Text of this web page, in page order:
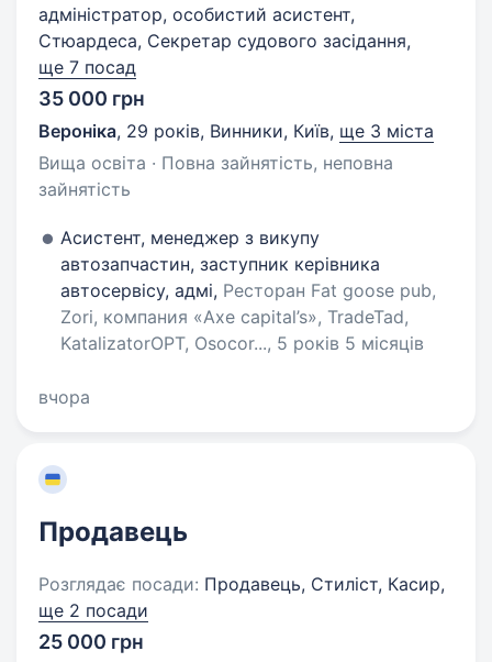
адміністратор, особистий асистент,
Стюардеса, Секретар судового засідання,
ще 7 посад
35 000 грн
Вероніка, 29 років, Винники, Київ, ще 3 міста
Вища освіта · Повна зайнятість, неповна
зайнятість
Асистент, менеджер з викупу
автозапчастин, заступник керівника
автосервісу, адмі, Ресторан Fat goose pub,
Zori, компания «Axe capital’s», TradeTad,
KatalizatorOPT, Osocor..., 5 років 5 місяців
вчора
Продавець
Розглядає посади: Продавець, Стиліст, Касир,
ще 2 посади
25 000 грн